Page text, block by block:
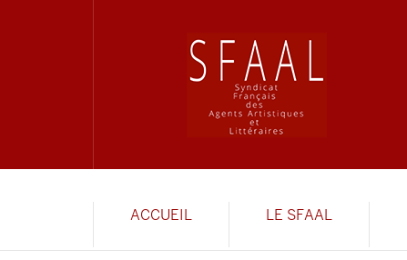
ACCUEIL LE SFAAL